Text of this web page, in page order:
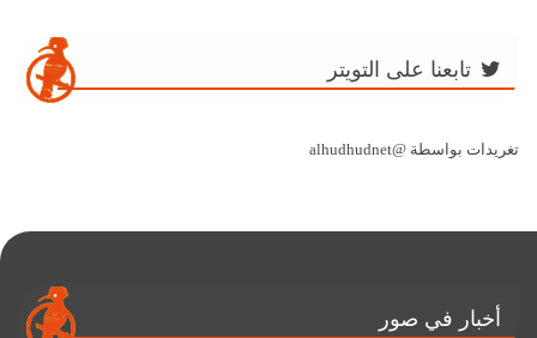
تابعنا على التويتر
تغريدات بواسطة @alhudhudnet
أخبار في صور